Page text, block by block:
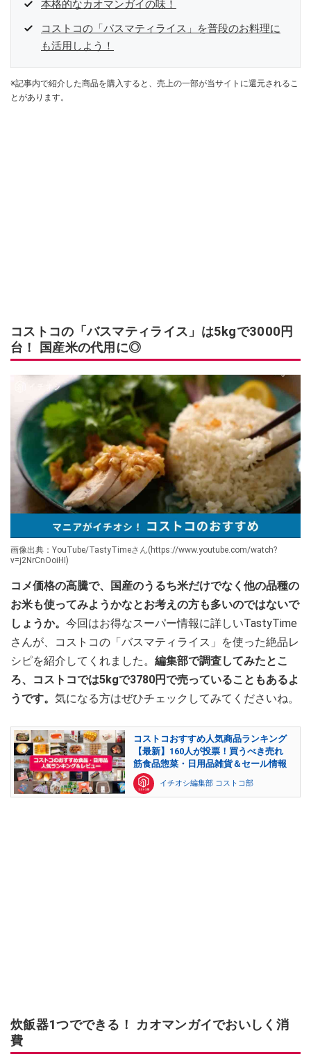
本格的なカオマンガイの味！
コストコの「バスマティライス」を普段のお料理に
も活用しよう！
※記事内で紹介した商品を購入すると、売上の一部が当サイトに還元されるこ
とがあります。
コストコの「バスマティライス」は5kgで3000円
台！ 国産米の代用に◎
画像出典：YouTube/TastyTimeさん(https://www.youtube.com/watch?
v=j2NrCnOoiHI)
コメ価格の高騰で、国産のうるち米だけでなく他の品種の
お米も使ってみようかなとお考えの方も多いのではないで
しょうか。 今回はお得なスーパー情報に詳しいTastyTime
さんが、コストコの「バスマティライス」を使った絶品レ
シピを紹介してくれました。 編集部で調査してみたとこ
ろ、コストコでは5kgで3780円で売っていることもあるよ
うです。 気になる方はぜひチェックしてみてくださいね。
コストコおすすめ人気商品ランキング
【最新】160人が投票！買うべき売れ
筋食品惣菜・日用品雑貨＆セール情報
イチオシ編集部 コストコ部
炊飯器1つでできる！ カオマンガイでおいしく消
費